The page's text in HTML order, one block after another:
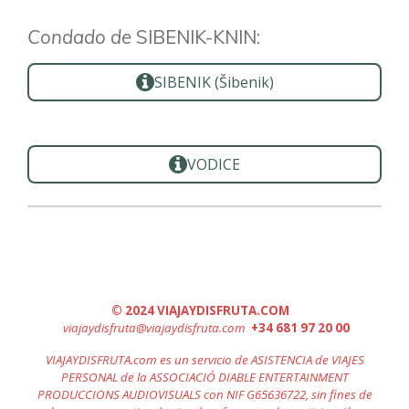
Condado de SIBENIK-KNIN:
SIBENIK (Šibenik)
VODICE
© 2024 VIAJAYDISFRUTA.COM
viajaydisfruta@viajaydisfruta.com +34 681 97 20 00
VIAJAYDISFRUTA.com es un servicio de ASISTENCIA de VIAJES
PERSONAL de la ASSOCIACIÓ DIABLE ENTERTAINMENT
PRODUCCIONS AUDIOVISUALS con NIF G65636722, sin fines de